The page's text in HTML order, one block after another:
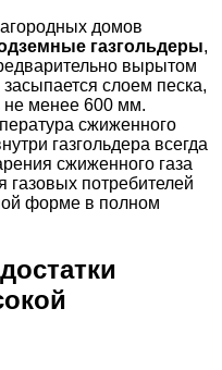
домов
газгольдеры,
вырытом
засыпается слоем песка,
не менее 600 мм.
сжиженного
газгольдера всегда
сжиженного газа
газовых потребителей
форме в полном